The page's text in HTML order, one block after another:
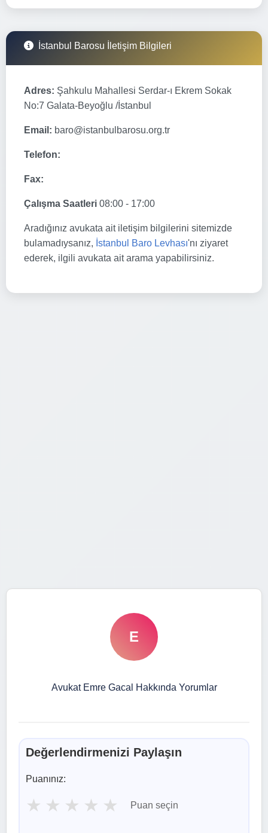
İstanbul Barosu İletişim Bilgileri
Adres: Şahkulu Mahallesi Serdar-ı Ekrem Sokak
No:7 Galata-Beyoğlu /İstanbul
Email: baro@istanbulbarosu.org.tr
Telefon:
Fax:
Çalışma Saatleri 08:00 - 17:00
Aradığınız avukata ait iletişim bilgilerini sitemizde
bulamadıysanız, İstanbul Baro Levhası'nı ziyaret
ederek, ilgili avukata ait arama yapabilirsiniz.
E
Avukat Emre Gacal Hakkında Yorumlar
Değerlendirmenizi Paylaşın
Puanınız:
★ ★ ★ ★ ★ Puan seçin